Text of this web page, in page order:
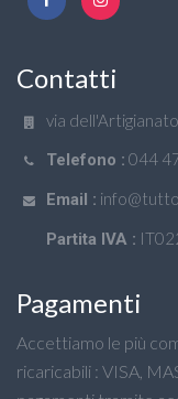
Contatti
via
Telefono : 044
Email :
Partita IVA :
Pagamenti
Accettiamo le più
ricaricabili : VISA,